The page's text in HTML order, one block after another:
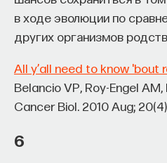
в ходе эволюции по
других организмов
All y’all need to know
Belancio VP, Roy-Engel
Cancer Biol. 2010 Aug;
6
агротехнологии с
В будущих выпусках их
расширяться — слушайте
Яндекс Музыке
,Apple